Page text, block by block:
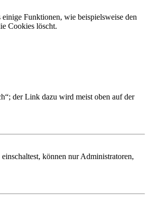
Funktionen, wie beispielsweise den
Cookies löscht.
der Link dazu wird meist oben auf der
können nur Administratoren,